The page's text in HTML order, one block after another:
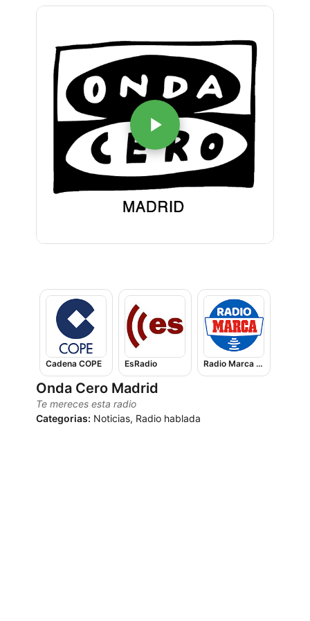
Cadena COPE EsRadio Radio Marca Nacional
Onda Cero Madrid
Te mereces esta radio
Categorias: Noticias, Radio hablada